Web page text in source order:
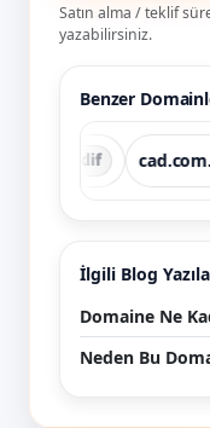
Satın alma / teklif
yazabilirsiniz.
Benzer
cad.com.tr
İlgili Blog
Domaine Ne
Neden Bu